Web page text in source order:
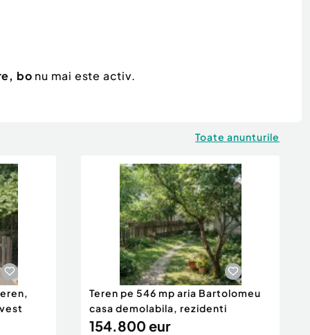
bo nu mai este activ.
Toate anunturile
Teren pe 546 mp aria Bartolomeu
casa demolabila, rezidenti
154.800 eur